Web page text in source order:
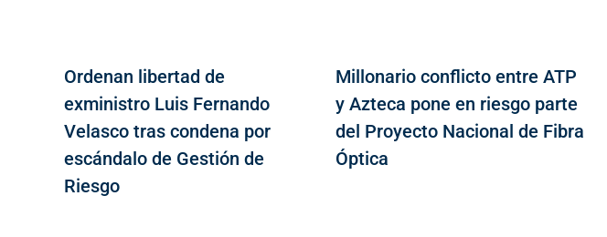
Ordenan libertad de
exministro Luis Fernando
Velasco tras condena por
escándalo de Gestión de
Riesgo
Millonario conflicto entre ATP
y Azteca pone en riesgo parte
del Proyecto Nacional de Fibra
Óptica